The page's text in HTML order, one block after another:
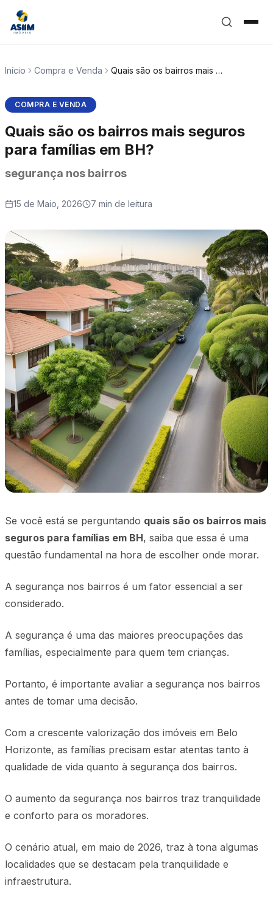
Início Compra e Venda Quais são os bairros mais …
COMPRA E VENDA
Quais são os bairros mais seguros
para famílias em BH?
segurança nos bairros
15 de Maio, 2026 7 min de leitura
Se você está se perguntando quais são os bairros mais
seguros para famílias em BH, saiba que essa é uma
questão fundamental na hora de escolher onde morar.
A segurança nos bairros é um fator essencial a ser
considerado.
A segurança é uma das maiores preocupações das
famílias, especialmente para quem tem crianças.
Portanto, é importante avaliar a segurança nos bairros
antes de tomar uma decisão.
Com a crescente valorização dos imóveis em Belo
Horizonte, as famílias precisam estar atentas tanto à
qualidade de vida quanto à segurança dos bairros.
O aumento da segurança nos bairros traz tranquilidade
e conforto para os moradores.
O cenário atual, em maio de 2026, traz à tona algumas
localidades que se destacam pela tranquilidade e
infraestrutura.